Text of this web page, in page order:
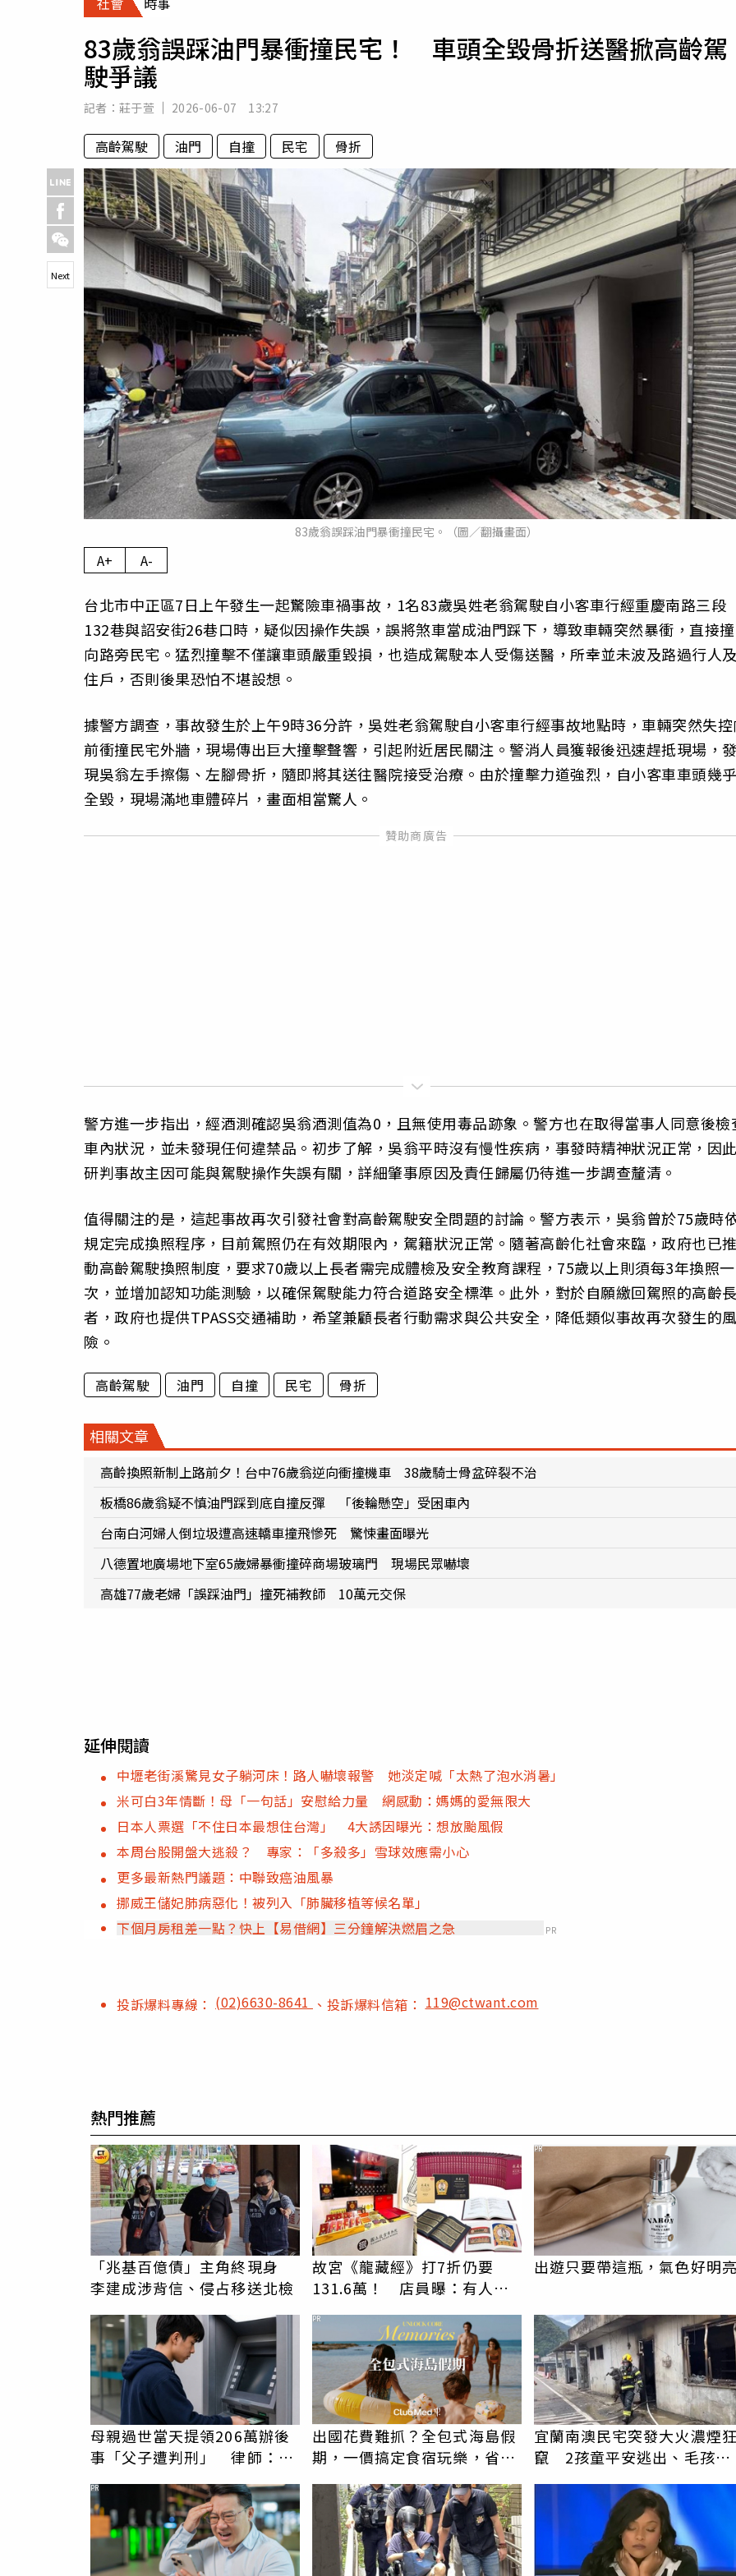
專欄
運勢
83歲翁誤踩油門暴衝撞民宅！ 車頭全毀骨折送醫掀高齡駕
駛爭議
記者： 莊于萱 2026-06-07 13:27
高齡駕駛 油門 自撞 民宅 骨折
83歲翁誤踩油門暴衝撞民宅。（圖／翻攝畫面）
Next
A+ A-
台北市中正區7日上午發生一起驚險車禍事故，1名83歲吳姓老翁駕駛自小客車行經重慶南路三段
132巷與詔安街26巷口時，疑似因操作失誤，誤將煞車當成油門踩下，導致車輛突然暴衝，直接撞
向路旁民宅。猛烈撞擊不僅讓車頭嚴重毀損，也造成駕駛本人受傷送醫，所幸並未波及路過行人
住戶，否則後果恐怕不堪設想。
據警方調查，事故發生於上午9時36分許，吳姓老翁駕駛自小客車行經事故地點時，車輛突然失
前衝撞民宅外牆，現場傳出巨大撞擊聲響，引起附近居民關注。警消人員獲報後迅速趕抵現場，
現吳翁左手擦傷、左腳骨折，隨即將其送往醫院接受治療。由於撞擊力道強烈，自小客車車頭幾
全毀，現場滿地車體碎片，畫面相當驚人。
警方進一步指出，經酒測確認吳翁酒測值為0，且無使用毒品跡象。警方也在取得當事人同意後檢
車內狀況，並未發現任何違禁品。初步了解，吳翁平時沒有慢性疾病，事發時精神狀況正常，因
研判事故主因可能與駕駛操作失誤有關，詳細肇事原因及責任歸屬仍待進一步調查釐清。
值得關注的是，這起事故再次引發社會對高齡駕駛安全問題的討論。警方表示，吳翁曾於75歲時
規定完成換照程序，目前駕照仍在有效期限內，駕籍狀況正常。隨著高齡化社會來臨，政府也已
動高齡駕駛換照制度，要求70歲以上長者需完成體檢及安全教育課程，75歲以上則須每3年換照一
次，並增加認知功能測驗，以確保駕駛能力符合道路安全標準。此外，對於自願繳回駕照的高齡
者，政府也提供TPASS交通補助，希望兼顧長者行動需求與公共安全，降低類似事故再次發生的
險。
高齡駕駛 油門 自撞 民宅 骨折
相關文章
高齡換照新制上路前夕！台中76歲翁逆向衝撞機車 38歲騎士骨盆碎裂不治
板橋86歲翁疑不慎油門踩到底自撞反彈 「後輪懸空」受困車內
台南白河婦人倒垃圾遭高速轎車撞飛慘死 驚悚畫面曝光
八德置地廣場地下室65歲婦暴衝撞碎商場玻璃門 現場民眾嚇壞
高雄77歲老婦「誤踩油門」撞死補教師 10萬元交保
延伸閱讀
中壢老街溪驚見女子躺河床！路人嚇壞報警 她淡定喊「太熱了泡水消暑」
米可白3年情斷！母「一句話」安慰給力量 網感動：媽媽的愛無限大
日本人票選「不住日本最想住台灣」 4大誘因曝光：想放颱風假
本周台股開盤大逃殺？ 專家：「多殺多」雪球效應需小心
更多最新熱門議題：中聯致癌油風暴
挪威王儲妃肺病惡化！被列入「肺臟移植等候名單」
下個月房租差一點？快上【易借網】三分鐘解決燃眉之急
PR
投訴爆料專線： (02)6630-8641 、投訴爆料信箱：119@ctwant.com
熱門推薦
「兆基百億債」主角終現身
李建成涉背信、侵占移送北檢
故宮《龍藏經》打7折仍要
131.6萬！ 店員曝：有人原
出遊只要帶這瓶，氣色好明
PR
母親過世當天提領206萬辦後
事「父子遭判刑」 律師：搶
出國花費難抓？全包式海島假
期，一價搞定食宿玩樂，省錢
PR
宜蘭南澳民宅突發大火濃煙
竄 2孩童平安逃出、毛孩獲
PR